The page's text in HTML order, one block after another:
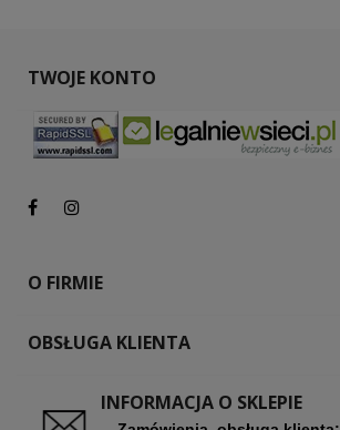
TWOJE KONTO
O FIRMIE
OBSŁUGA KLIENTA
INFORMACJA O SKLEPIE